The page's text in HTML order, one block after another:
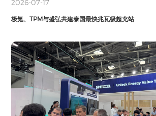
2026-07-17
极氪、TPM与盛弘共建泰国最快兆瓦级超充站